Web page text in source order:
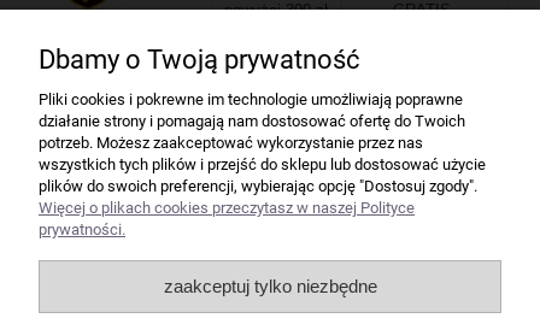
powyżej 300 zł
GRATIS
Firma
Bindownice wg producentów
Niszczarki wg producentów
Liczarki pieniędzy
Dbamy o Twoją prywatność
Pliki cookies i pokrewne im technologie umożliwiają poprawne
działanie strony i pomagają nam dostosować ofertę do Twoich
potrzeb. Możesz zaakceptować wykorzystanie przez nas
wszystkich tych plików i przejść do sklepu lub dostosować użycie
plików do swoich preferencji, wybierając opcję "Dostosuj zgody".
Więcej o plikach cookies przeczytasz w naszej Polityce
prywatności.
zaakceptuj tylko niezbędne